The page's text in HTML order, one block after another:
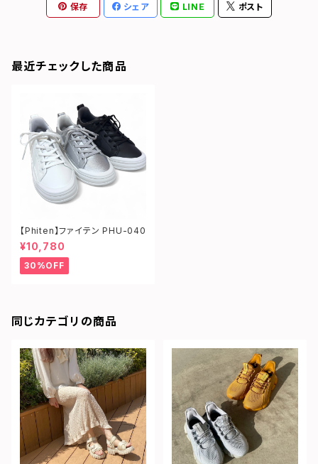
保存 シェア LINE ポスト
最近チェックした商品
【Phiten】ファイテン PHU-040
¥10,780
30%OFF
同じカテゴリの商品